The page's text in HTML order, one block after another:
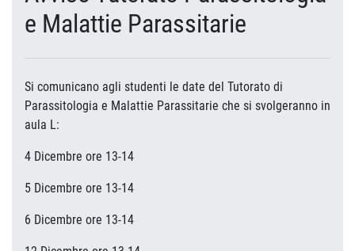
e Malattie Parassitarie
Si comunicano agli studenti le date del Tutorato di
Parassitologia e Malattie Parassitarie che si svolgeranno in
aula L:
4 Dicembre ore 13-14
5 Dicembre ore 13-14
6 Dicembre ore 13-14